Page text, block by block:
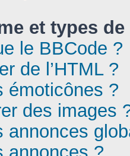
et types
le BBCode ?
de l’HTML ?
émoticônes ?
des images
annonces
annonces ?